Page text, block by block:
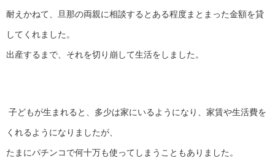
耐えかねて、旦那の両親に相談するとある程度まとまった金額を貸
してくれました。
出産するまで、それを切り崩して生活をしました。
子どもが生まれると、多少は家にいるようになり、家賃や生活費を
くれるようになりましたが、
たまにパチンコで何十万も使ってしまうこともありました。